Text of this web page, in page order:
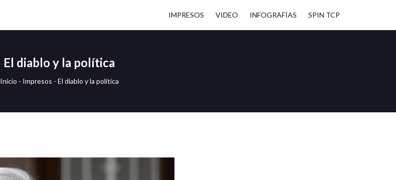
IMPRESOS VIDEO INFOGRAFÍAS SPIN TCP
El diablo y la política
Inicio - Impresos - El diablo y la política